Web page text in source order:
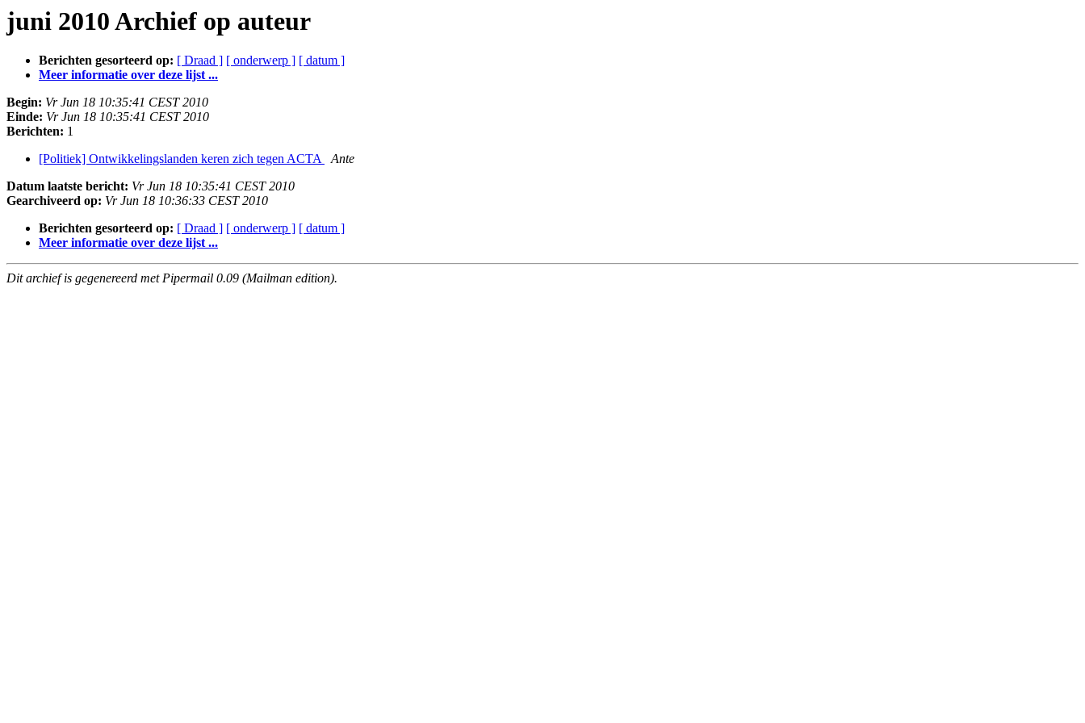
juni 2010 Archief op auteur
Berichten gesorteerd op: [ Draad ] [ onderwerp ] [ datum ]
Meer informatie over deze lijst ...
Begin: Vr Jun 18 10:35:41 CEST 2010
Einde: Vr Jun 18 10:35:41 CEST 2010
Berichten: 1
[Politiek] Ontwikkelingslanden keren zich tegen ACTA
Ante
Datum laatste bericht: Vr Jun 18 10:35:41 CEST 2010
Gearchiveerd op: Vr Jun 18 10:36:33 CEST 2010
Berichten gesorteerd op: [ Draad ] [ onderwerp ] [ datum ]
Meer informatie over deze lijst ...
Dit archief is gegenereerd met Pipermail 0.09 (Mailman edition).